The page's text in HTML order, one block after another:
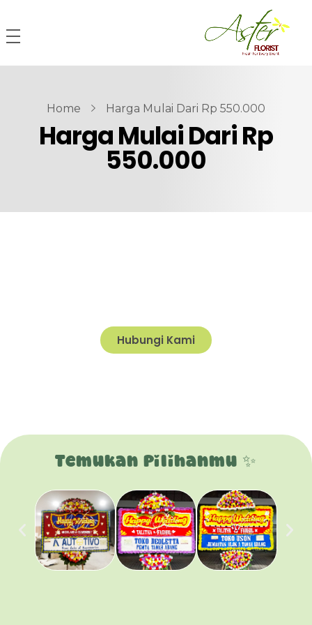
Home Harga Mulai Dari Rp 550.000
Harga Mulai Dari Rp
550.000
Hubungi Kami
Temukan Pilihanmu ✨